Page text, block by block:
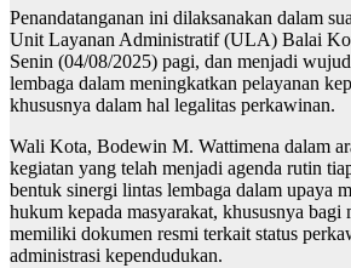
Penandatanganan ini dilaksanakan dalam
Unit Layanan Administratif (ULA) Balai
Senin (04/08/2025) pagi, dan menjadi
lembaga dalam meningkatkan pelayanan
khususnya dalam hal legalitas perkawinan.
Wali Kota, Bodewin M. Wattimena dalam
kegiatan yang telah menjadi agenda rutin
bentuk sinergi lintas lembaga dalam upaya
hukum kepada masyarakat, khususnya bagi
memiliki dokumen resmi terkait status
administrasi kependudukan.